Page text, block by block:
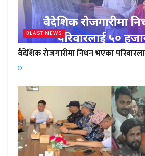
BLAST NEWS
वैदेशिक रोजगारीमा निधन भएका